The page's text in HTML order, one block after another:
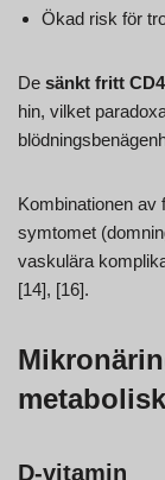
Ökad risk för
De sänkt fritt
hin, vilket
Kombinationen av
symtomet
vaskulära
[14], [16].
D-vitamin